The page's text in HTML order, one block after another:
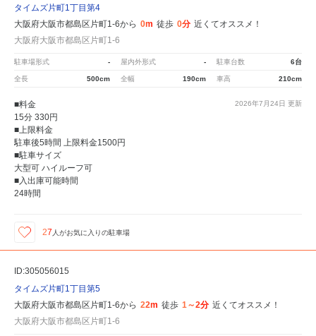
タイムズ片町1丁目第4
大阪府大阪市都島区片町1-6から 0m 徒歩 0分 近くてオススメ！
大阪府大阪市都島区片町1-6
駐車場形式 - 屋内外形式 - 駐車台数 6台
全長 500cm 全幅 190cm 車高 210cm
2026年7月24日 更新
■料金
15分 330円
■上限料金
駐車後5時間 上限料金1500円
■駐車サイズ
大型可 ハイルーフ可
■入出庫可能時間
24時間
27 人がお気に入りの駐車場
ID:305056015
タイムズ片町1丁目第5
大阪府大阪市都島区片町1-6から 22m 徒歩 1～2分 近くてオススメ！
大阪府大阪市都島区片町1-6